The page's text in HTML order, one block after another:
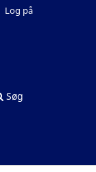
Søg
Log på